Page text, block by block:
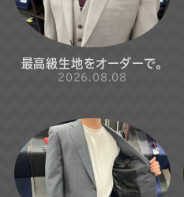
最高級生地をオーダーで。
2026.08.08